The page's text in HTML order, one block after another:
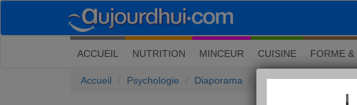
ACCUEIL (current)
NUTRITION MINCEUR CUISINE FORME &
Accueil Psychologie Diaporama 10 coiffures qui en